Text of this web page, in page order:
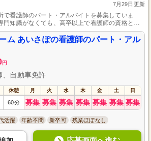
7月29日更新
で看護師のパート・アルバイトを募集していま
門知識がなくても、高卒以上で看護師の資格と普
応募可能です。週休2日制で日数は相談に応じ、マ
通勤のしやすさも魅力の一つです。社会保険完備
供しています。
ム あいさぽの看護師のパート・アル
円
、自動車免許
休憩 月 火 水 木 金 土 日
60分 募集 募集 募集 募集 募集 募集 募集
活躍 年齢不問 新卒可 残業ほぼなし